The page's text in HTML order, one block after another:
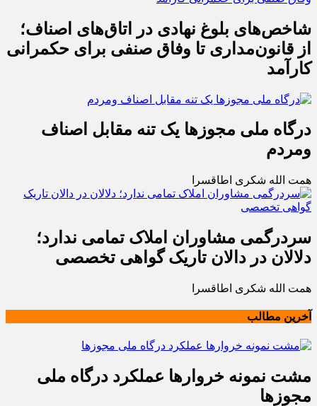
شاخص‌های بلوغ نهادی در اتاق‌های اصناف؛
از قانون‌مداری تا وفاق صنفی برای حکمرانی
کارآمد
درگاه ملی مجوزها یک تنه مقابل اصناف
ومردم
همت الله شکری اطاقسرا
سردرگمی مشاوران املاک تمامی ندارد؛
دلالان در دالان تاریک گواهی تخصصی
همت الله شکری اطاقسرا
آخرین مطالب
مشت نمونه خروارها عملکرد درگاه ملی
مجوزها